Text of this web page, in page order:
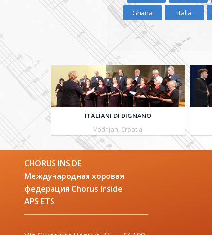
Ghana
Italia
ITALIANI DI DIGNANO
Vodnjan, Croatia
CHORUS INSIDE
Международная хоровая
федерация Chorus Inside
APS ETS